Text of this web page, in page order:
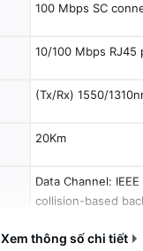
100 Mbps SC
10/100 Mbps RJ45
(Tx/Rx) 1550/
20Km
Data Channel:
collision-based
Working Mode:
Xem thông số chi tiết